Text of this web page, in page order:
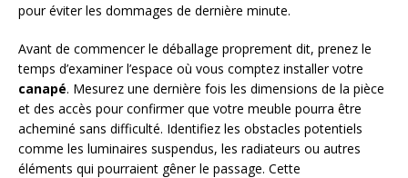
pour éviter les dommages de dernière minute.
Avant de commencer le déballage proprement dit, prenez le
temps d’examiner l’espace où vous comptez installer votre
canapé. Mesurez une dernière fois les dimensions de la pièce
et des accès pour confirmer que votre meuble pourra être
acheminé sans difficulté. Identifiez les obstacles potentiels
comme les luminaires suspendus, les radiateurs ou autres
éléments qui pourraient gêner le passage. Cette